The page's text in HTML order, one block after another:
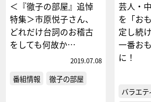
＜『徹子の部屋』追悼
特集＞市原悦子さん、
どれだけ台詞のお稽古
をしても何故か…
2019.07.08
番組情報 徹子の部屋
芸人・
を「お
定し続
一番お
に！
バラエテ